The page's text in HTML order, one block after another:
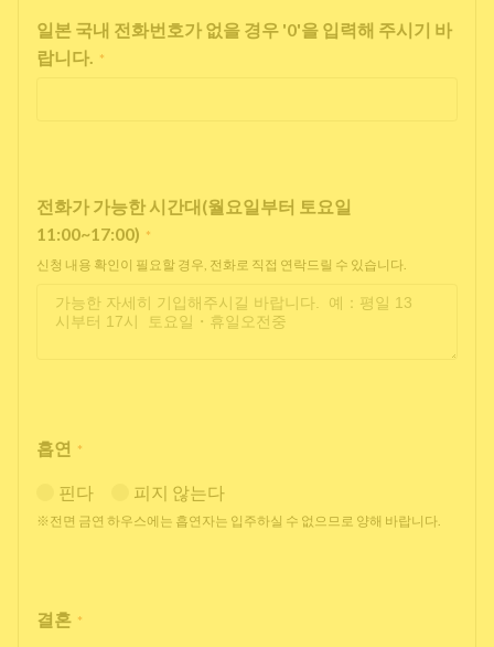
일본 국내 전화번호가 없을 경우 '0'을 입력해 주시기 바
랍니다. *
전화가 가능한 시간대(월요일부터 토요일
11:00~17:00) *
신청 내용 확인이 필요할 경우, 전화로 직접 연락드릴 수 있습니다.
흡연 *
핀다 피지 않는다
※전면 금연 하우스에는 흡연자는 입주하실 수 없으므로 양해 바랍니다.
결혼 *